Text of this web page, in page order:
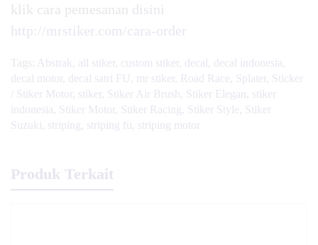
klik cara pemesanan disini
http://mrstiker.com/cara-order
Tags: Abstrak all stiker custom stiker decal decal indonesia
decal motor
decal satri FU mr stiker Road Race Splater
Sticker
/ Stiker Motor
stiker Stiker Air Brush Stiker Elegan
stiker
indonesia
Stiker Motor Stiker Racing Stiker Style
Stiker
Suzuki
striping striping fu striping motor
Produk Terkait